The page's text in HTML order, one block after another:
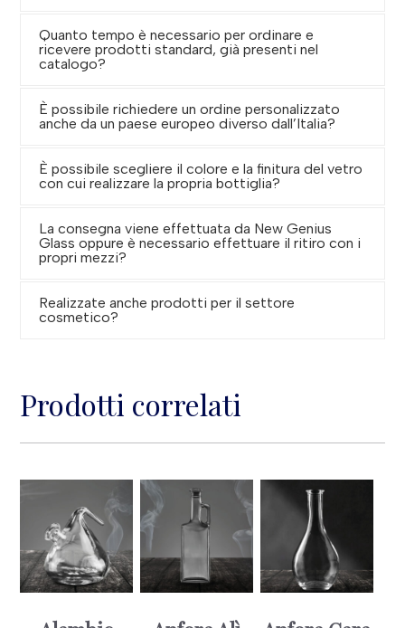
Quanto tempo è necessario per ordinare e
ricevere prodotti standard, già presenti nel
catalogo?
È possibile richiedere un ordine personalizzato
anche da un paese europeo diverso dall’Italia?
È possibile scegliere il colore e la finitura del vetro
con cui realizzare la propria bottiglia?
La consegna viene effettuata da New Genius
Glass oppure è necessario effettuare il ritiro con i
propri mezzi?
Realizzate anche prodotti per il settore
cosmetico?
Prodotti correlati